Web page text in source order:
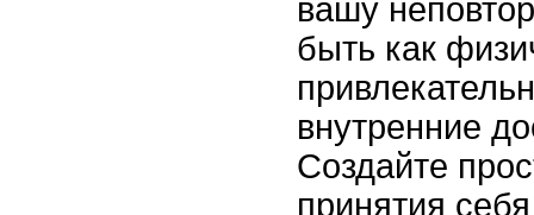
вашу
быть как
внутренние
Создайте
принятия